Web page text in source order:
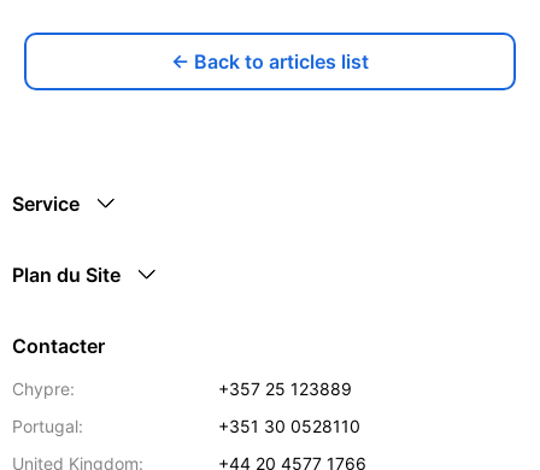
← Back to articles list
Service
Plan du Site
Contacter
Chypre:
+357 25 123889
Portugal:
+351 30 0528110
United Kingdom:
+44 20 4577 1766